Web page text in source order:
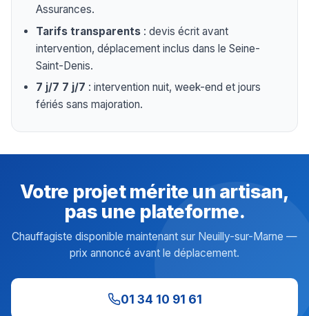
Assurances.
Tarifs transparents : devis écrit avant
intervention, déplacement inclus dans le Seine-
Saint-Denis.
7 j/7 7 j/7 : intervention nuit, week-end et jours
fériés sans majoration.
Votre projet mérite un artisan,
pas une plateforme.
Chauffagiste disponible maintenant sur Neuilly-sur-Marne —
prix annoncé avant le déplacement.
01 34 10 91 61